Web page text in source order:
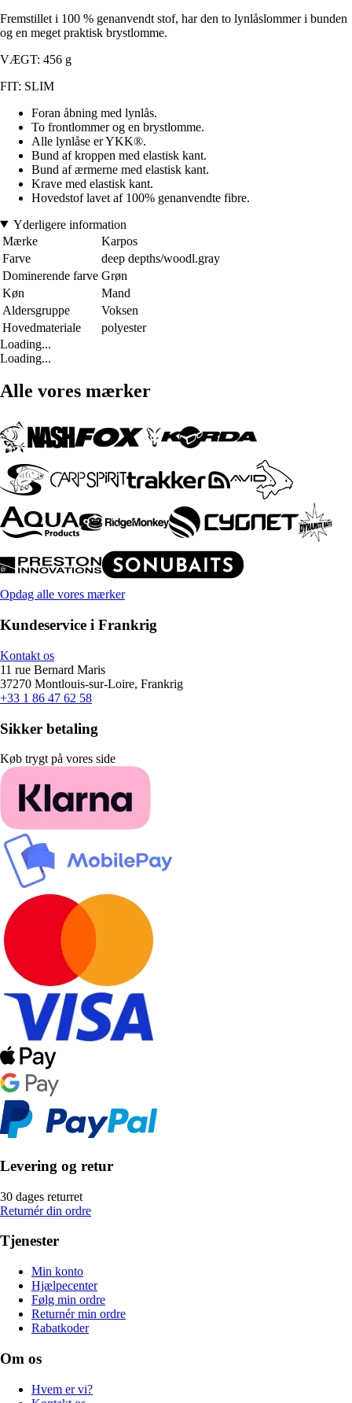
Fremstillet i 100 % genanvendt stof, har den to lynlåslommer i bunden
og en meget praktisk brystlomme.
VÆGT: 456 g
FIT: SLIM
Foran åbning med lynlås.
To frontlommer og en brystlomme.
Alle lynlåse er YKK®.
Bund af kroppen med elastisk kant.
Bund af ærmerne med elastisk kant.
Krave med elastisk kant.
Hovedstof lavet af 100% genanvendte fibre.
Yderligere information
Mærke
Karpos
Farve
deep depths/woodl.gray
Dominerende farve Grøn
Køn
Mand
Aldersgruppe
Voksen
Hovedmateriale
polyester
Loading...
Loading...
Alle vores mærker
Opdag alle vores mærker
Kundeservice i Frankrig
Kontakt os
11 rue Bernard Maris
37270 Montlouis-sur-Loire, Frankrig
+33 1 86 47 62 58
Sikker betaling
Køb trygt på vores side
Levering og retur
30 dages returret
Returnér din ordre
Tjenester
Min konto
Hjælpecenter
Følg min ordre
Returnér min ordre
Rabatkoder
Om os
Hvem er vi?